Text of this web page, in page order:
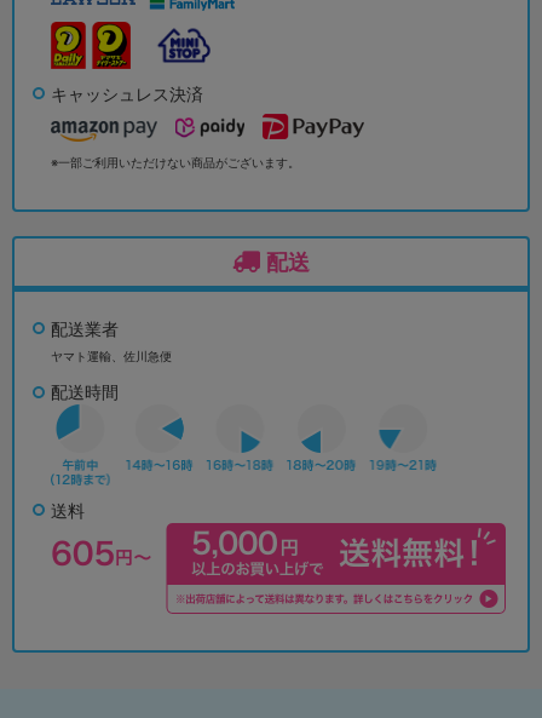
キャッシュレス決済
※一部ご利用いただけない商品がございます。
配送
配送業者
ヤマト運輸、佐川急便
配送時間
送料